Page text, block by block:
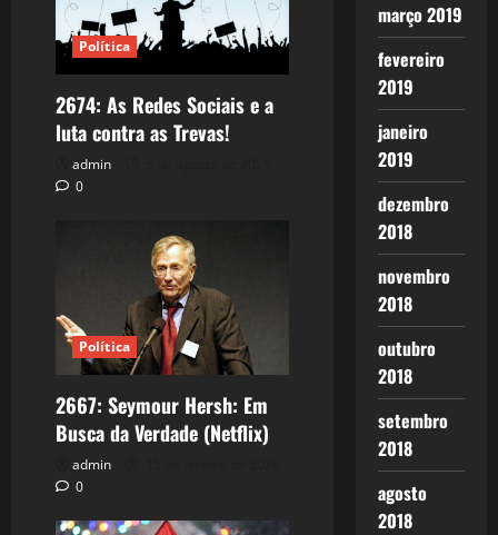
Política
2674: As Redes Sociais e a
luta contra as Trevas!
admin
0
Política
2667: Seymour Hersh: Em
Busca da Verdade (Netflix)
admin
0
março 2019
fevereiro
2019
janeiro
2019
dezembro
2018
novembro
2018
outubro
2018
setembro
2018
agosto
2018